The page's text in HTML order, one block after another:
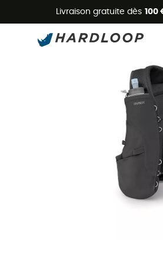
Livraison gratuite dès 100